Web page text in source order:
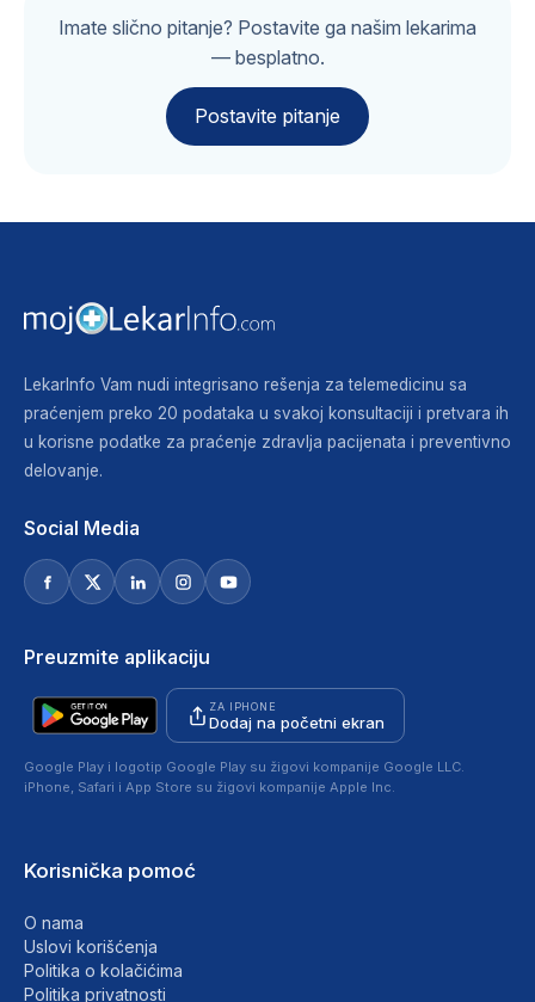
Imate slično pitanje? Postavite ga našim lekarima
— besplatno.
Postavite pitanje
LekarInfo Vam nudi integrisano rešenja za telemedicinu sa
praćenjem preko 20 podataka u svakoj konsultaciji i pretvara ih
u korisne podatke za praćenje zdravlja pacijenata i preventivno
delovanje.
Social Media
Preuzmite aplikaciju
ZA IPHONE
Dodaj na početni ekran
Google Play i logotip Google Play su žigovi kompanije Google LLC.
iPhone, Safari i App Store su žigovi kompanije Apple Inc.
Korisnička pomoć
O nama
Uslovi korišćenja
Politika o kolačićima
Politika privatnosti